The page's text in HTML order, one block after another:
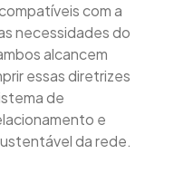
com a
necessidades do
alcancem
essas diretrizes
de
e
da rede.